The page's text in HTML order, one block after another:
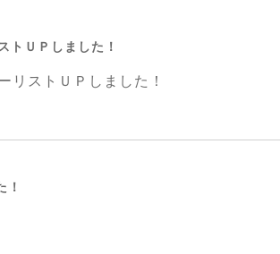
ＵＰしました！
ストＵＰしました！
！